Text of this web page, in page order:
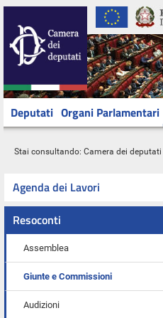
Deputati Organi Parlamentari
Stai consultando: Camera dei deputati
Agenda dei Lavori
Resoconti
Assemblea
Giunte e Commissioni
Audizioni